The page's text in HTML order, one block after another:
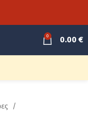
0 0.00€